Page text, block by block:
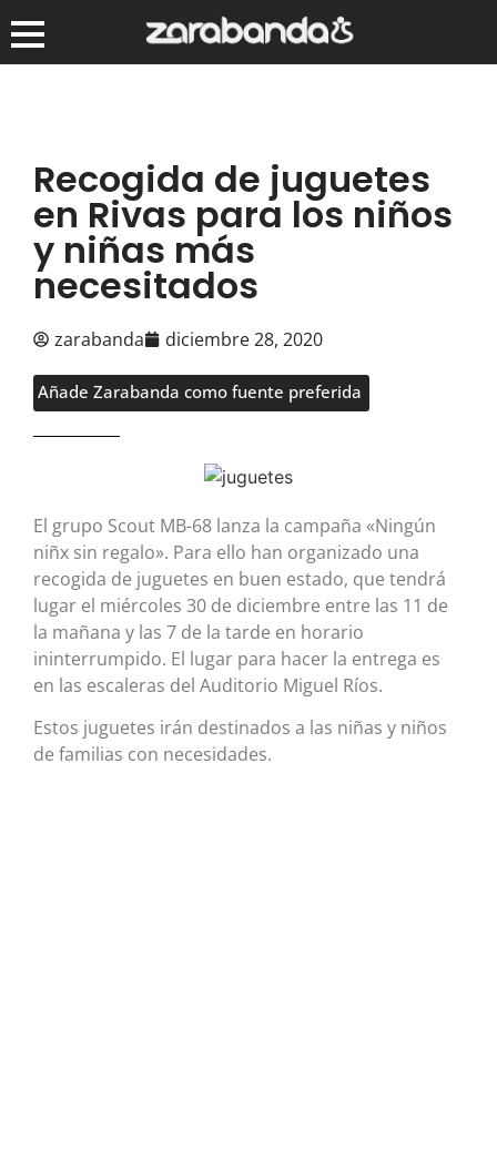
Recogida de juguetes
en Rivas para los niños
y niñas más
necesitados
zarabanda diciembre 28, 2020
Añade Zarabanda como fuente preferida
El grupo Scout MB-68 lanza la campaña «Ningún
niñx sin regalo». Para ello han organizado una
recogida de juguetes en buen estado, que tendrá
lugar el miércoles 30 de diciembre entre las 11 de
la mañana y las 7 de la tarde en horario
ininterrumpido. El lugar para hacer la entrega es
en las escaleras del Auditorio Miguel Ríos.
Estos juguetes irán destinados a las niñas y niños
de familias con necesidades.